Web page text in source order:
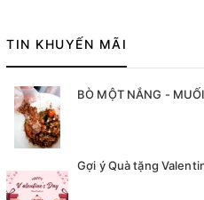
TIN KHUYẾN MÃI
BÒ MỘT NẮNG -
Gợi ý Quà tặng